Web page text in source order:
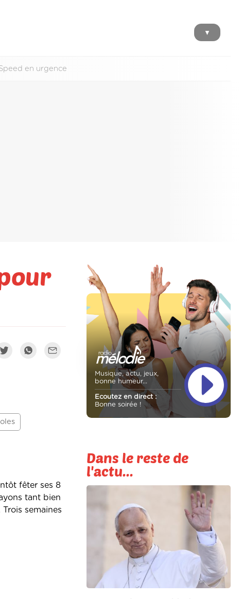
▼
en urgence
fêter ses 8
tant bien
semaines
Musique, actu, jeux,
bonne humeur...
Ecoutez en direct :
Bonne soirée !
Dans le reste de
l'actu...